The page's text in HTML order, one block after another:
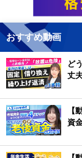
おすすめ動画
ど
丈
【
資